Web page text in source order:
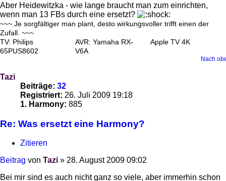
Aber Heidewitzka - wie lange braucht man zum einrichten,
wenn man 13 FBs durch eine ersetzt?
~~~ Je sorgfältiger man plant, desto wirkungsvoller trifft einen der
Zufall. ~~~
TV: Philips
65PUS8602
AVR: Yamaha RX-
V6A
Apple TV 4K
Nach
Tazi
Beiträge: 32
Registriert: 26. Juli 2009 19:18
1. Harmony: 885
Re: Was ersetzt eine Harmony?
Zitieren
Beitrag von Tazi » 28. August 2009 09:02
Bei mir sind es auch nicht ganz so viele, aber immerhin schon